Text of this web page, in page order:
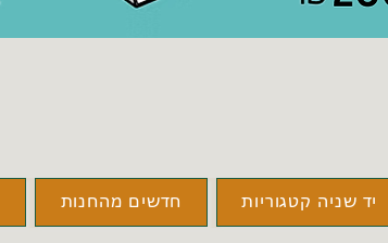
יד שניה קטגוריות חדשים מהחנות